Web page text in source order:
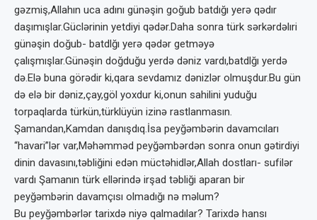
gəzmiş,Allahın uca adını günəşin goğub batdığı yerə qədır
daşımışlar.Güclərinin yetdiyi qədər.Daha sonra türk sərkərdəlıri
günəşin doğub- batdlğı yerə qədər getməyə
çalışmışlar.Günəşin doğduğu yerdə dəniz vardı,batdlğı yerdə
də.Elə buna görədir ki,qara sevdamız dənizlər olmuşdur.Bu gün
də elə bir dəniz,çay,göl yoxdur ki,onun sahilini yuduğu
torpaqlarda türkün,türklüyün izinə rastlanmasın.
Şamandan,Kamdan danışdıq.İsa peyğəmbərin davamcıları
“havari”lər var,Məhəmməd peyğəmbərdən sonra onun gətirdiyi
dinin davasını,təbliğini edən müctəhidlər,Allah dostları- sufilər
vardı Şamanın türk ellərində irşad təbliği aparan bir
peyğəmbərin davamçısı olmadığı nə məlum?
Bu peyğəmbərlər tarixdə niyə qalmadılar? Tarixdə hansı